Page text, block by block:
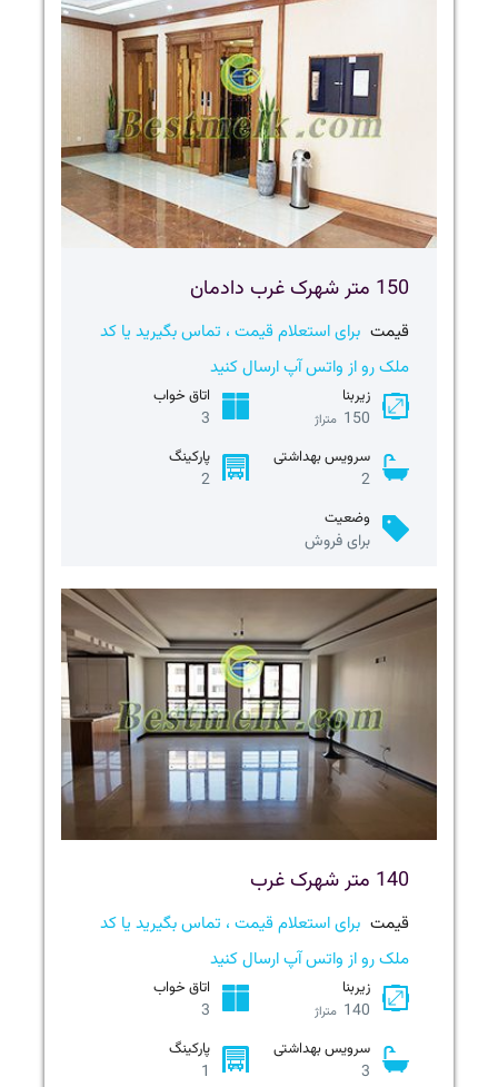
150 متر شهرک غرب دادمان
قیمت برای استعلام قیمت ، تماس بگیرید یا کد
ملک رو از واتس آپ ارسال کنید
زیربنا
150 متراژ
اتاق خواب
3
سرویس بهداشتی
2
پارکینگ
2
وضعیت
برای فروش
140 متر شهرک غرب
قیمت برای استعلام قیمت ، تماس بگیرید یا کد
ملک رو از واتس آپ ارسال کنید
زیربنا
140 متراژ
اتاق خواب
3
سرویس بهداشتی
3
پارکینگ
1